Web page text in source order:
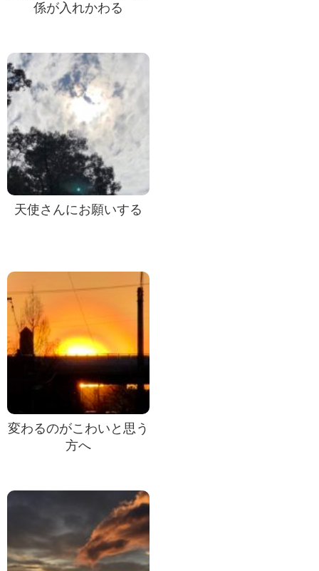
係が入れかわる
天使さんにお願いする
変わるのがこわいと思う
方へ